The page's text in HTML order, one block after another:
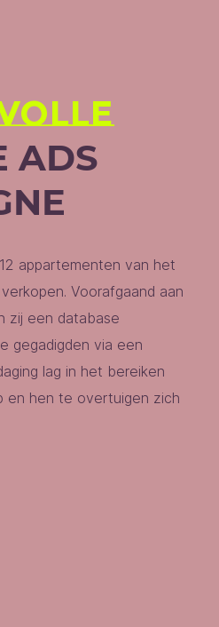
ADS
appartementen van het
Voorafgaand aan
zij een database
gegadigden via een
lag in het bereiken
en hen te overtuigen zich